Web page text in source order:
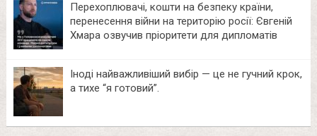
Перехоплювачі, кошти на безпеку країни,
перенесення війни на територію росії: Євгеній
Хмара озвучив пріоритети для дипломатів
Іноді найважливіший вибір — це не гучний крок,
а тихе “я готовий”.